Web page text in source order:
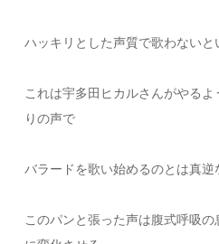
ハッキリとした声質で歌わないと
これは宇多田ヒカルさんがやる
りの声で
バラードを歌い始めるのとは真逆
このパンと張った声は腹式呼吸